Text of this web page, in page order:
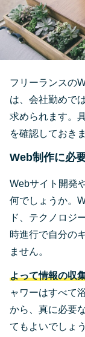
フリーランスの
は、会社勤めで
求められます。
を確認しておき
Web制作に必
Webサイト開発
何でしょうか。
ド、テクノロジ
時進行で自分の
ません。
よって情報の収
ャワーはすべて
から、真に必要
てもよいでしょう